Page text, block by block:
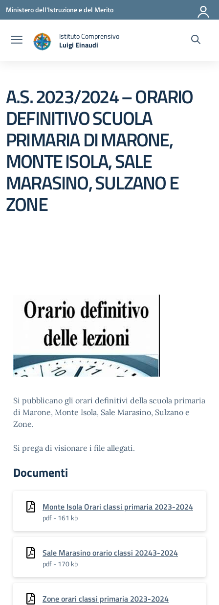
Vai ai contenuti
Vai al menu di navigazione
Vai al footer
Ministero dell'Istruzione e del Merito
Istituto Comprensivo
Luigi Einaudi
— Visita la pagina iniziale della scuola
A.S. 2023/2024 – ORARIO
DEFINITIVO SCUOLA
PRIMARIA DI MARONE,
MONTE ISOLA, SALE
MARASINO, SULZANO E
ZONE
Si pubblicano gli orari definitivi della scuola primaria
di Marone, Monte Isola, Sale Marasino, Sulzano e
Zone.
Si prega di visionare i file allegati.
Documenti
Monte Isola Orari classi primaria 2023-2024
pdf - 161 kb
Sale Marasino orario classi 20243-2024
pdf - 170 kb
Zone orari classi primaria 2023-2024